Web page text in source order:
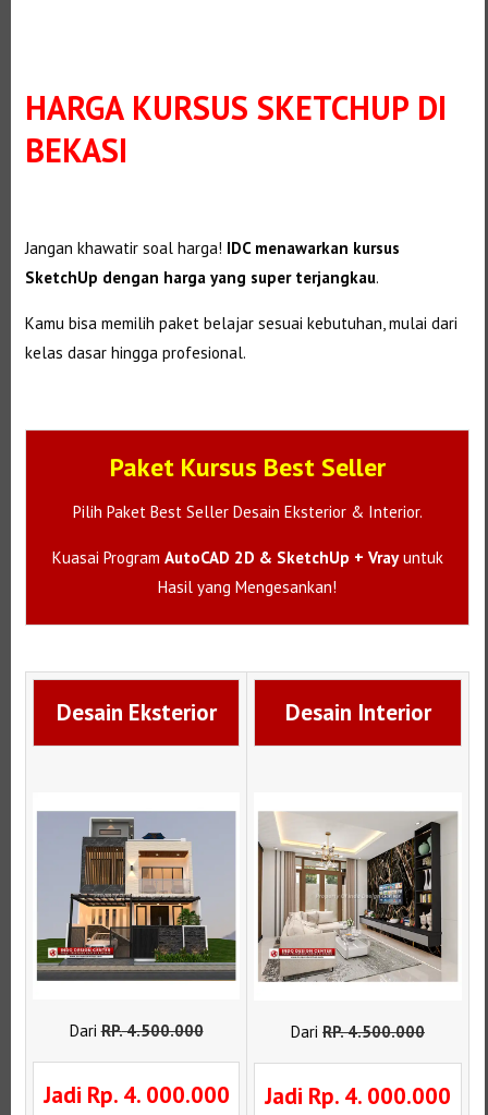
HARGA KURSUS SKETCHUP DI
BEKASI
Jangan khawatir soal harga! IDC menawarkan kursus
SketchUp dengan harga yang super terjangkau.
Kamu bisa memilih paket belajar sesuai kebutuhan, mulai dari
kelas dasar hingga profesional.
Paket Kursus Best Seller
Pilih Paket Best Seller Desain Eksterior & Interior.
Kuasai Program AutoCAD 2D & SketchUp + Vrayuntuk
Hasil yang Mengesankan!
Desain Eksterior
DariRP.4.500.000
Jadi Rp. 4. 000.000
Desain Interior
DariRP.4.500.000
Jadi Rp. 4. 000.000